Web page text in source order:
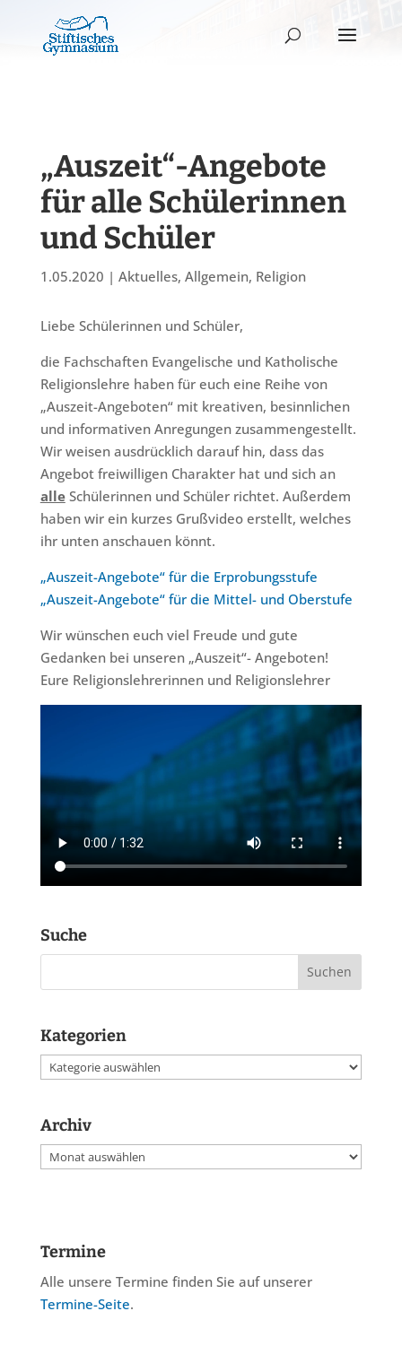
„Auszeit“-Angebote
für alle Schülerinnen
und Schüler
1.05.2020 | Aktuelles, Allgemein, Religion
Liebe Schülerinnen und Schüler,
die Fachschaften Evangelische und Katholische
Religionslehre haben für euch eine Reihe von
„Auszeit-Angeboten“ mit kreativen, besinnlichen
und informativen Anregungen zusammengestellt.
Wir weisen ausdrücklich darauf hin, dass das
Angebot freiwilligen Charakter hat und sich an
alleSchülerinnen und Schüler richtet. Außerdem
haben wir ein kurzes Grußvideo erstellt, welches
ihr unten anschauen könnt.
„Auszeit-Angebote“ für die Erprobungsstufe
„Auszeit-Angebote“ für die Mittel- und Oberstufe
Wir wünschen euch viel Freude und gute
Gedanken bei unseren „Auszeit“- Angeboten!
Eure Religionslehrerinnen und Religionslehrer
Suche
Kategorien
Kategorien
Archiv
Archiv
Termine
Alle unsere Termine finden Sie auf unserer
Termine-Seite.